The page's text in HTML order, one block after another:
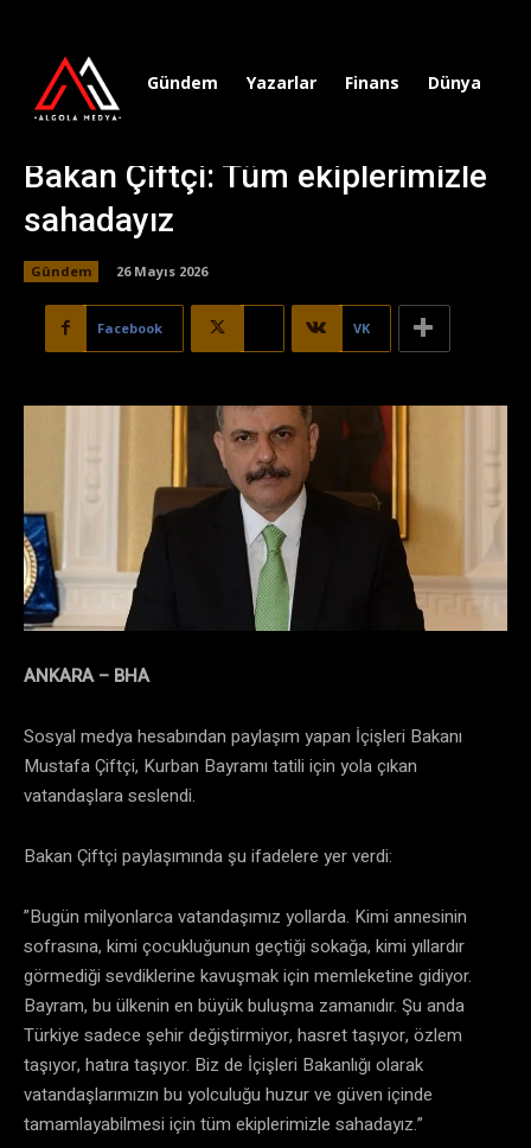
Gündem Yazarlar Finans Dünya
Bakan Çiftçi: Tüm ekiplerimizle
sahadayız
Gündem 26 Mayıs 2026
Facebook VK
ANKARA – BHA
Sosyal medya hesabından paylaşım yapan İçişleri Bakanı
Mustafa Çiftçi, Kurban Bayramı tatili için yola çıkan
vatandaşlara seslendi.
Bakan Çiftçi paylaşımında şu ifadelere yer verdi:
”Bugün milyonlarca vatandaşımız yollarda. Kimi annesinin
sofrasına, kimi çocukluğunun geçtiği sokağa, kimi yıllardır
görmediği sevdiklerine kavuşmak için memleketine gidiyor.
Bayram, bu ülkenin en büyük buluşma zamanıdır. Şu anda
Türkiye sadece şehir değiştirmiyor, hasret taşıyor, özlem
taşıyor, hatıra taşıyor. Biz de İçişleri Bakanlığı olarak
vatandaşlarımızın bu yolculuğu huzur ve güven içinde
tamamlayabilmesi için tüm ekiplerimizle sahadayız.”